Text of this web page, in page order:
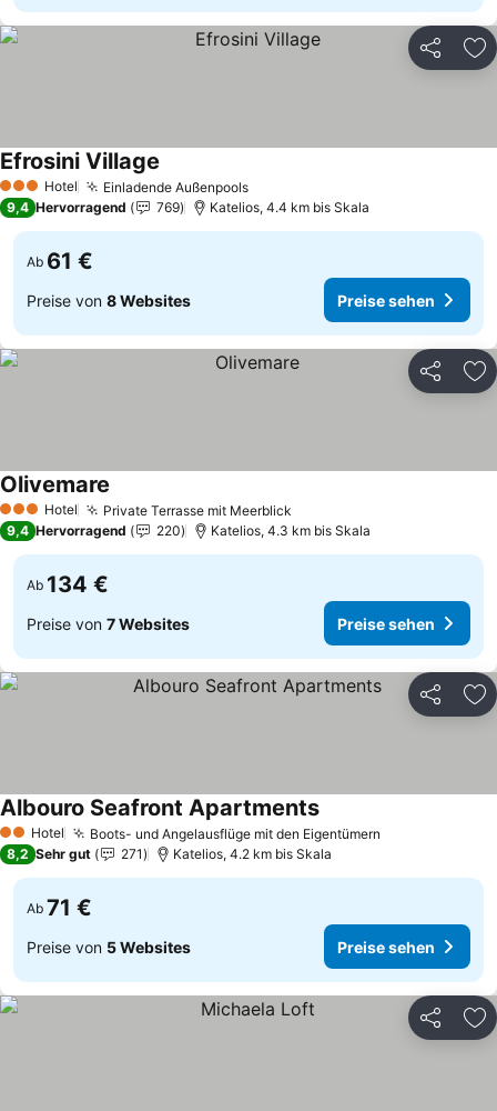
Teilen
3 SterneHotel Einladende AußenpoolsPreise sehen
Efrosini Village
9,4 Hervorragend 769 Katelios, 4.4 km bis Skala
Ab 61 €
Preise von 8 Websites Preise sehen
Teilen
3 SterneHotel Private Terrasse mit Meerblick
Olivemare
9,4 Hervorragend 220 Katelios, 4.3 km bis Skala
Ab 134 €
Preise von 7 Websites Preise sehen
Teilen
2 Sterne
Hotel Boots- und Angelausflüge mit den Eigentümern
Albouro Seafront ApartmentsPreise sehen
8,2 Sehr gut 271 Katelios, 4.2 km bis Skala
Ab 71 €
Preise von 5 Websites Preise sehen
Teilen